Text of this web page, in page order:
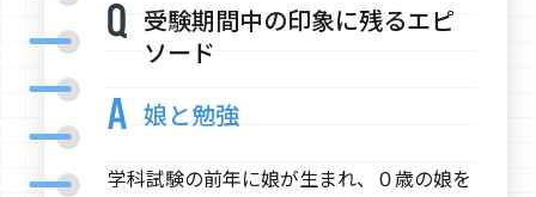
受験期間中の印象に残るエピ
ソード
娘と勉強
学科試験の前年に娘が生まれ、０歳の娘を